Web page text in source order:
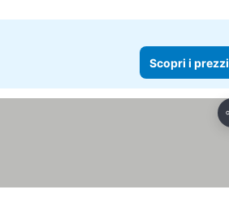
Scopri i prezzi